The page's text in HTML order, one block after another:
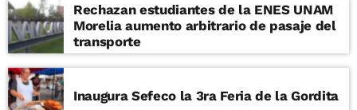
Rechazan estudiantes de la ENES UNAM
Morelia aumento arbitrario de pasaje del
transporte
Inaugura Sefeco la 3ra Feria de la Gordita